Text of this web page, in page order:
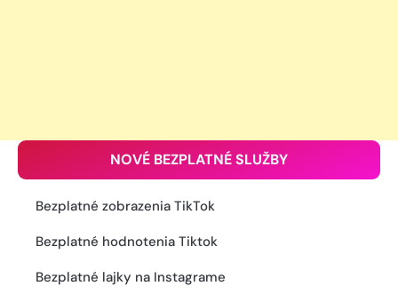
NOVÉ BEZPLATNÉ SLUŽBY
Bezplatné zobrazenia TikTok
Bezplatné hodnotenia Tiktok
Bezplatné lajky na Instagrame